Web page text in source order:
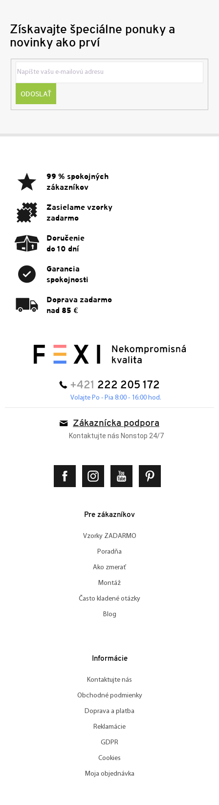
Získavajte špeciálne ponuky a
novinky ako prví
ODOSLAŤ
99 % spokojných
zákazníkov
Zasielame vzorky
zadarmo
Doručenie
do 10 dní
Garancia
spokojnosti
Doprava zadarmo
nad 85 €
+421 222 205 172
Volajte Po - Pia 8:00 - 16:00 hod.
Zákaznícka podpora
Kontaktujte nás Nonstop 24/7
Pre zákazníkov
Vzorky ZADARMO
Poradňa
Ako zmerať
Montáž
Často kladené otázky
Blog
Informácie
Kontaktujte nás
Obchodné podmienky
Doprava a platba
Reklamácie
GDPR
Cookies
Moja objednávka